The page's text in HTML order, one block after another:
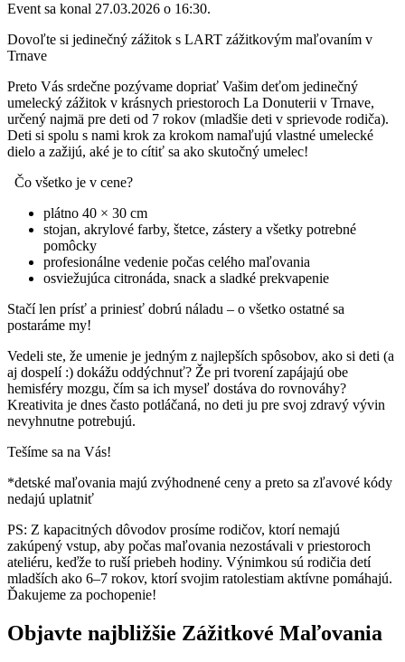
Event sa konal 27.03.2026 o 16:30.
Dovoľte si jedinečný zážitok s LART zážitkovým maľovaním v
Trnave
Preto Vás srdečne pozývame dopriať Vašim deťom jedinečný
umelecký zážitok v krásnych priestoroch La Donuterii v Trnave,
určený najmä pre deti od 7 rokov (mladšie deti v sprievode rodiča).
Deti si spolu s nami krok za krokom namaľujú vlastné umelecké
dielo a zažijú, aké je to cítiť sa ako skutočný umelec!
Čo všetko je v cene?
plátno 40 × 30 cm
stojan, akrylové farby, štetce, zástery a všetky potrebné
pomôcky
profesionálne vedenie počas celého maľovania
osviežujúca citronáda, snack a sladké prekvapenie
Stačí len prísť a priniesť dobrú náladu – o všetko ostatné sa
postaráme my!
Vedeli ste, že umenie je jedným z najlepších spôsobov, ako si deti (a
aj dospelí :) dokážu oddýchnuť? Že pri tvorení zapájajú obe
hemisféry mozgu, čím sa ich myseľ dostáva do rovnováhy?
Kreativita je dnes často potláčaná, no deti ju pre svoj zdravý vývin
nevyhnutne potrebujú.
Tešíme sa na Vás!
*detské maľovania majú zvýhodnené ceny a preto sa zľavové kódy
nedajú uplatniť
PS: Z kapacitných dôvodov prosíme rodičov, ktorí nemajú
zakúpený vstup, aby počas maľovania nezostávali v priestoroch
ateliéru, keďže to ruší priebeh hodiny. Výnimkou sú rodičia detí
mladších ako 6–7 rokov, ktorí svojim ratolestiam aktívne pomáhajú.
Ďakujeme za pochopenie!
Objavte najbližšie Zážitkové Maľovania